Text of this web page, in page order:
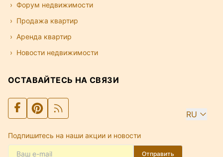
Форум недвижимости
Продажа квартир
Аренда квартир
Новости недвижимости
ОСТАВАЙТЕСЬ НА СВЯЗИ
RU
Подпишитесь на наши акции и новости
Отправить